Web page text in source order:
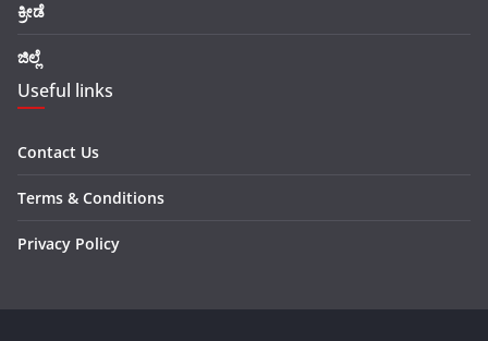
ಕ್ರೀಡೆ
ಜಿಲ್ಲೆ
Useful links
Contact Us
Terms & Conditions
Privacy Policy